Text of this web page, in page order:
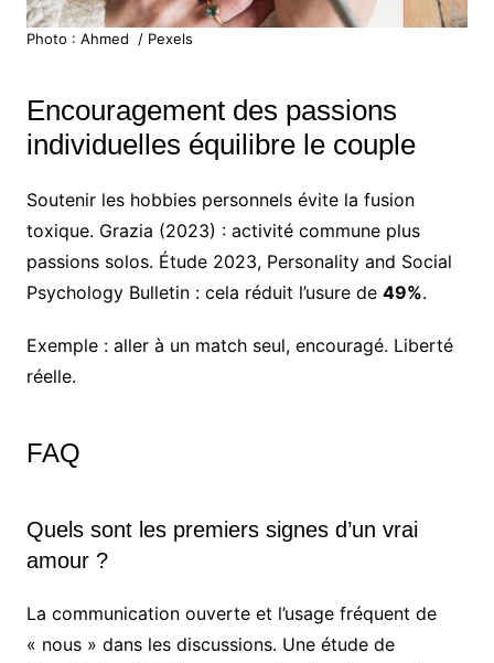
Photo : Ahmed ؜ / Pexels
Encouragement des passions
individuelles équilibre le couple
Soutenir les hobbies personnels évite la fusion
toxique. Grazia (2023) : activité commune plus
passions solos. Étude 2023, Personality and Social
Psychology Bulletin : cela réduit l’usure de 49%.
Exemple : aller à un match seul, encouragé. Liberté
réelle.
FAQ
Quels sont les premiers signes d’un vrai
amour ?
La communication ouverte et l’usage fréquent de
« nous » dans les discussions. Une étude de